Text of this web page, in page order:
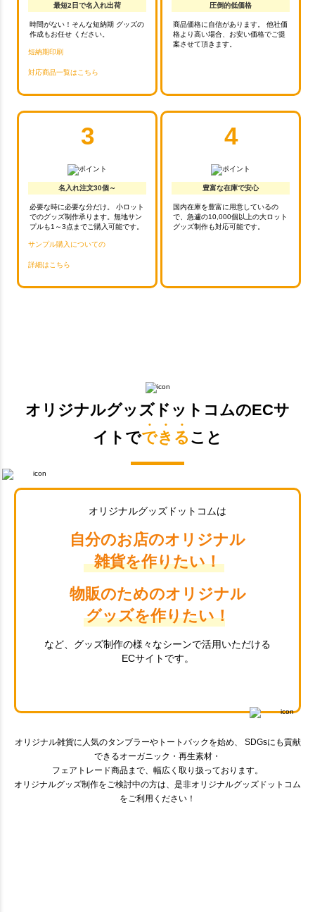
最短2日で名入れ出荷
時間がない！そんな短納期 グッズの
作成もお任せ ください。
短納期印刷
対応商品一覧はこちら
圧倒的低価格
商品価格に自信があります。 他社価
格より高い場合、お安い価格でご提
案させて頂きます。
3
名入れ注文30個～
必要な時に必要な分だけ。 小ロット
でのグッズ制作承ります。無地サン
プルも1～3点までご購入可能です。
サンプル購入についての
詳細はこちら
4
豊富な在庫で安心
国内在庫を豊富に用意しているの
で、急遽の10,000個以上の大ロット
グッズ制作も対応可能です。
オリジナルグッズドットコムのECサ
イトでできる こと
オリジナルグッズドットコムは
自分のお店のオリジナル
雑貨を作りたい！
物販のためのオリジナル
グッズを作りたい！
など、グッズ制作の様々なシーンで活用いただける
ECサイトです。
オリジナル雑貨に人気のタンブラーやトートバックを始め、 SDGsにも貢献
できるオーガニック・再生素材・
フェアトレード商品まで、幅広く取り扱っております。
オリジナルグッズ制作をご検討中の方は、是非オリジナルグッズドットコム
をご利用ください！